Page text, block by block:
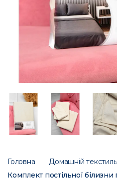
Головна Домашній текстиль